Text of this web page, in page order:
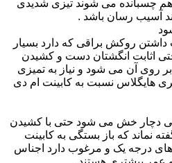
چسبانده می شوند تیزی شدیدی
آسیب رسان باشد .
روکش براقی که دارد بسیار
اثابت انگشتان دست و کشیدن
روی آن می شود و نیاز به تمیزی
هایگلاس نسبت به کابینت ام دی
دچار خش می شود حتی با کشیدن
نماند که باز بستگی به کابینت
درجه یک و مرغوب دارد اجناس